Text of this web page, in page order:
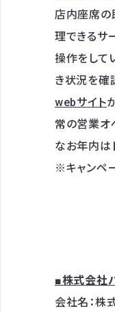
店内座席の
理できるサ
操作をして
き状況を確
webサイト
常の営業オ
なお年内は
※キャンペ
■株式会社
会社名：株